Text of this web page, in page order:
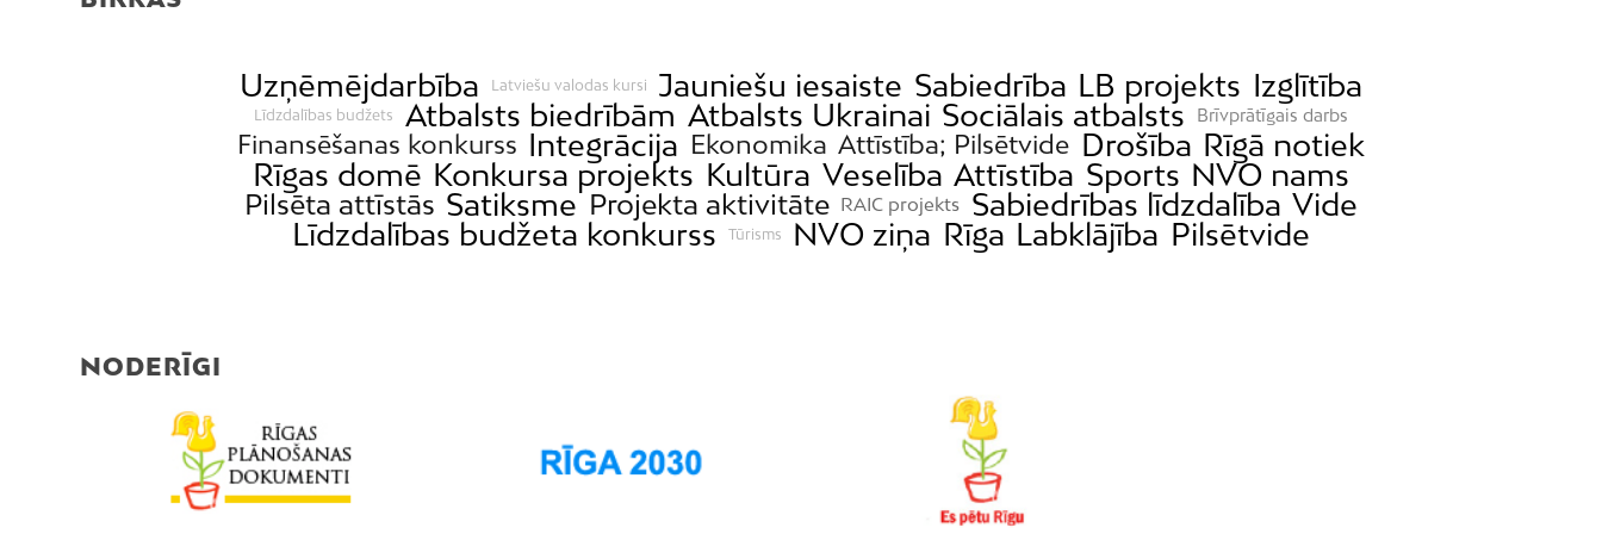
Uzņēmējdarbība Latviešu valodas kursi Jauniešu iesaiste Sabiedrība LB projekts Izglītība
Līdzdalības budžets Atbalsts biedrībām Atbalsts Ukrainai Sociālais atbalsts Brīvprātīgais darbs
Finansēšanas konkurss Integrācija Ekonomika Attīstība; Pilsētvide Drošība Rīgā notiek
Rīgas domē Konkursa projekts Kultūra Veselība Attīstība Sports NVO nams
Pilsēta attīstās Satiksme Projekta aktivitāte RAIC projekts Sabiedrības līdzdalība Vide
Līdzdalības budžeta konkurss
Tūrisms NVO ziņa Rīga Labklājība Pilsētvide
NODERĪGI